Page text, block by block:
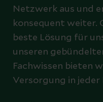
Netzwerk aus und
konsequent weiter.
beste Lösung für
unseren
Fachwissen bieten
Versorgung in jeder